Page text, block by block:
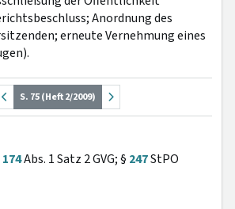
Anordnung des
erneute Vernehmung eines
S. 75 (Heft 2/2009)
174Abs. 1 Satz 2 GVG; § 247StPO